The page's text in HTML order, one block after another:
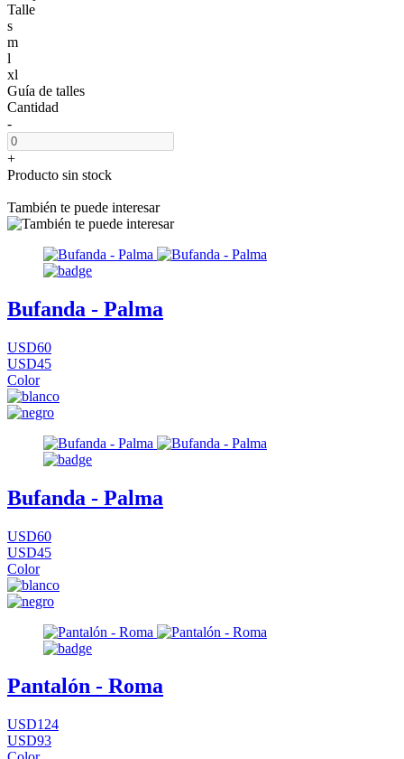
Talle
s
m
l
xl
Guía de talles
Cantidad
-
+
Producto sin stock
También te puede interesar
Bufanda - Palma
USD60
USD45
Color
Bufanda - Palma
USD60
USD45
Color
Pantalón - Roma
USD124
USD93